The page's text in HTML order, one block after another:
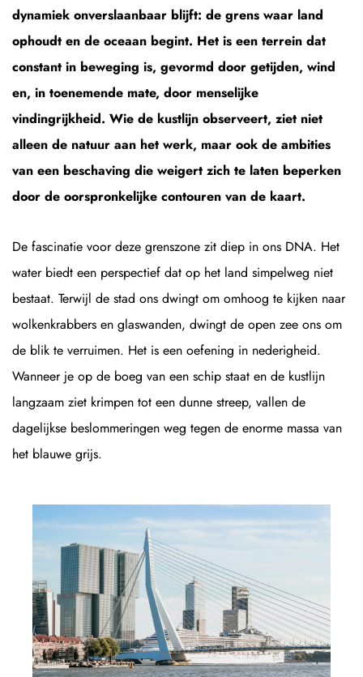
dynamiek onverslaanbaar blijft: de grens waar land
ophoudt en de oceaan begint. Het is een terrein dat
constant in beweging is, gevormd door getijden, wind
en, in toenemende mate, door menselijke
vindingrijkheid. Wie de kustlijn observeert, ziet niet
alleen de natuur aan het werk, maar ook de ambities
van een beschaving die weigert zich te laten beperken
door de oorspronkelijke contouren van de kaart.
De fascinatie voor deze grenszone zit diep in ons DNA. Het
water biedt een perspectief dat op het land simpelweg niet
bestaat. Terwijl de stad ons dwingt om omhoog te kijken naar
wolkenkrabbers en glaswanden, dwingt de open zee ons om
de blik te verruimen. Het is een oefening in nederigheid.
Wanneer je op de boeg van een schip staat en de kustlijn
langzaam ziet krimpen tot een dunne streep, vallen de
dagelijkse beslommeringen weg tegen de enorme massa van
het blauwe grijs.